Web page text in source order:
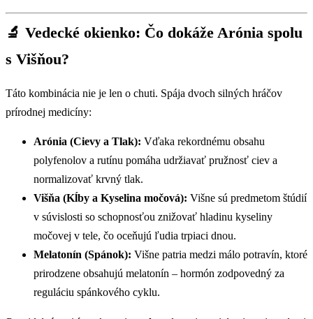
🔬 Vedecké okienko: Čo dokáže Arónia spolu
s Višňou?
Táto kombinácia nie je len o chuti. Spája dvoch silných hráčov
prírodnej medicíny:
Arónia (Cievy a Tlak): Vďaka rekordnému obsahu
polyfenolov a rutínu pomáha udržiavať pružnosť ciev a
normalizovať krvný tlak.
Višňa (Kĺby a Kyselina močová): Višne sú predmetom štúdií
v súvislosti so schopnosťou znižovať hladinu kyseliny
močovej v tele, čo oceňujú ľudia trpiaci dnou.
Melatonín (Spánok): Višne patria medzi málo potravín, ktoré
prirodzene obsahujú melatonín – hormón zodpovedný za
reguláciu spánkového cyklu.